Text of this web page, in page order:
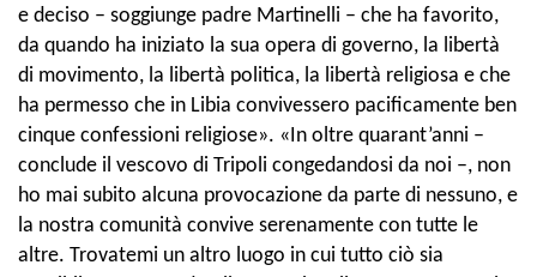
e deciso – soggiunge padre Martinelli – che ha favorito,
da quando ha iniziato la sua opera di governo, la libertà
di movimento, la libertà politica, la libertà religiosa e che
ha permesso che in Libia convivessero pacificamente ben
cinque confessioni religiose». «In oltre quarant’anni –
conclude il vescovo di Tripoli congedandosi da noi –, non
ho mai subito alcuna provocazione da parte di nessuno, e
la nostra comunità convive serenamente con tutte le
altre. Trovatemi un altro luogo in cui tutto ciò sia